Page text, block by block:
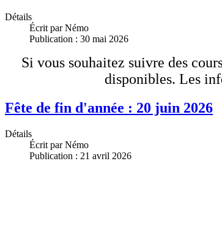
Détails
Écrit parNémo
Publication : 30 mai 2026
Si vous souhaitez suivre des
disponibles. Les
Fête de fin d'année : 20 juin 2026
Détails
Écrit parNémo
Publication : 21 avril 2026